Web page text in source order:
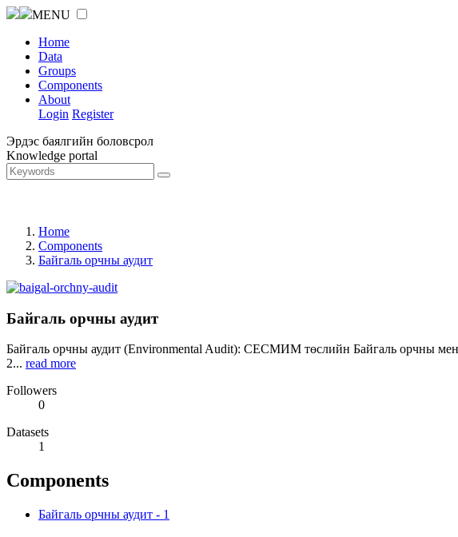
MENU
Home
Data
Groups
Components
About
Login Register
Эрдэс баялгийн боловсрол
Knowledge portal
Home
Components
Байгаль орчны аудит
Байгаль орчны аудит
Байгаль орчны аудит (Environmental Audit): СЕСМИМ төслийн Байгаль орчны
2... read more
Followers
0
Datasets
1
Components
Байгаль орчны аудит - 1